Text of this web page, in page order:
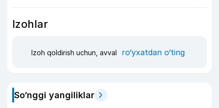
Izohlar
Izoh qoldirish uchun, avval ro‘yxatdan o‘ting
So‘nggi yangiliklar